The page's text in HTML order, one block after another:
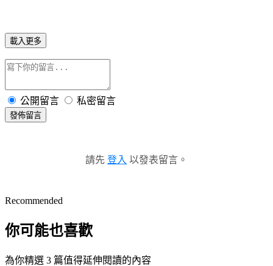
載入更多
公開留言 私密留言
發佈留言
請先 登入 以發表留言。
Recommended
你可能也喜歡
為你精選 3 篇值得延伸閱讀的內容